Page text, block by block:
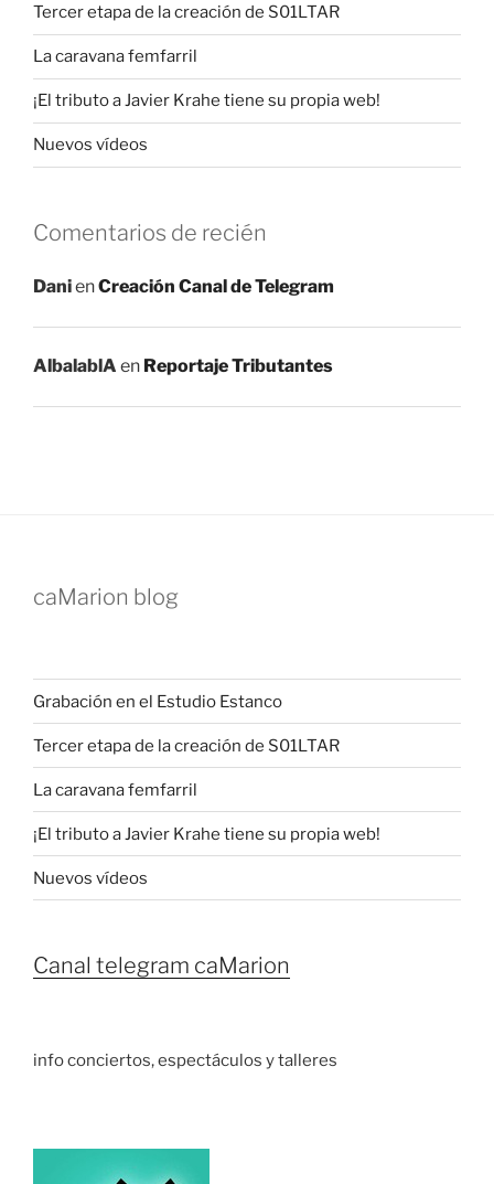
Tercer etapa de la creación de S01LTAR
La caravana femfarril
¡El tributo a Javier Krahe tiene su propia web!
Nuevos vídeos
Comentarios de recién
DanienCreación Canal de Telegram
AlbalablA en Reportaje Tributantes
caMarion blog
Grabación en el Estudio Estanco
Tercer etapa de la creación de S01LTAR
La caravana femfarril
¡El tributo a Javier Krahe tiene su propia web!
Nuevos vídeos
Canal telegram caMarion
info conciertos, espectáculos y talleres